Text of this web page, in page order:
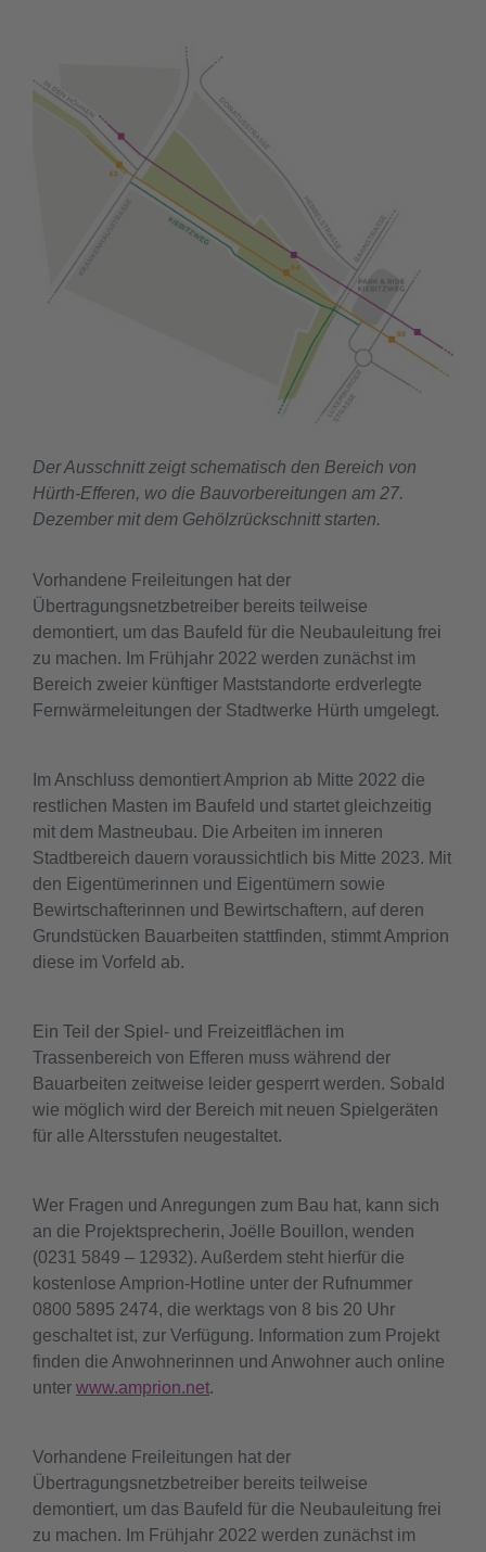
Der Ausschnitt zeigt schematisch den Bereich von
Hürth-Efferen, wo die Bauvorbereitungen am 27.
Dezember mit dem Gehölzrückschnitt starten.
Vorhandene Freileitungen hat der
Übertragungsnetzbetreiber bereits teilweise
demontiert, um das Baufeld für die Neubauleitung frei
zu machen. Im Frühjahr 2022 werden zunächst im
Bereich zweier künftiger Maststandorte erdverlegte
Fernwärmeleitungen der Stadtwerke Hürth umgelegt.
Im Anschluss demontiert Amprion ab Mitte 2022 die
restlichen Masten im Baufeld und startet gleichzeitig
mit dem Mastneubau. Die Arbeiten im inneren
Stadtbereich dauern voraussichtlich bis Mitte 2023. Mit
den Eigentümerinnen und Eigentümern sowie
Bewirtschafterinnen und Bewirtschaftern, auf deren
Grundstücken Bauarbeiten stattfinden, stimmt Amprion
diese im Vorfeld ab.
Ein Teil der Spiel- und Freizeitflächen im
Trassenbereich von Efferen muss während der
Bauarbeiten zeitweise leider gesperrt werden. Sobald
wie möglich wird der Bereich mit neuen Spielgeräten
für alle Altersstufen neugestaltet.
Wer Fragen und Anregungen zum Bau hat, kann sich
an die Projektsprecherin, Joëlle Bouillon, wenden
(0231 5849 – 12932). Außerdem steht hierfür die
kostenlose Amprion-Hotline unter der Rufnummer
0800 5895 2474, die werktags von 8 bis 20 Uhr
geschaltet ist, zur Verfügung. Information zum Projekt
finden die Anwohnerinnen und Anwohner auch online
unter www.amprion.net.
Vorhandene Freileitungen hat der
Übertragungsnetzbetreiber bereits teilweise
demontiert, um das Baufeld für die Neubauleitung frei
zu machen. Im Frühjahr 2022 werden zunächst im